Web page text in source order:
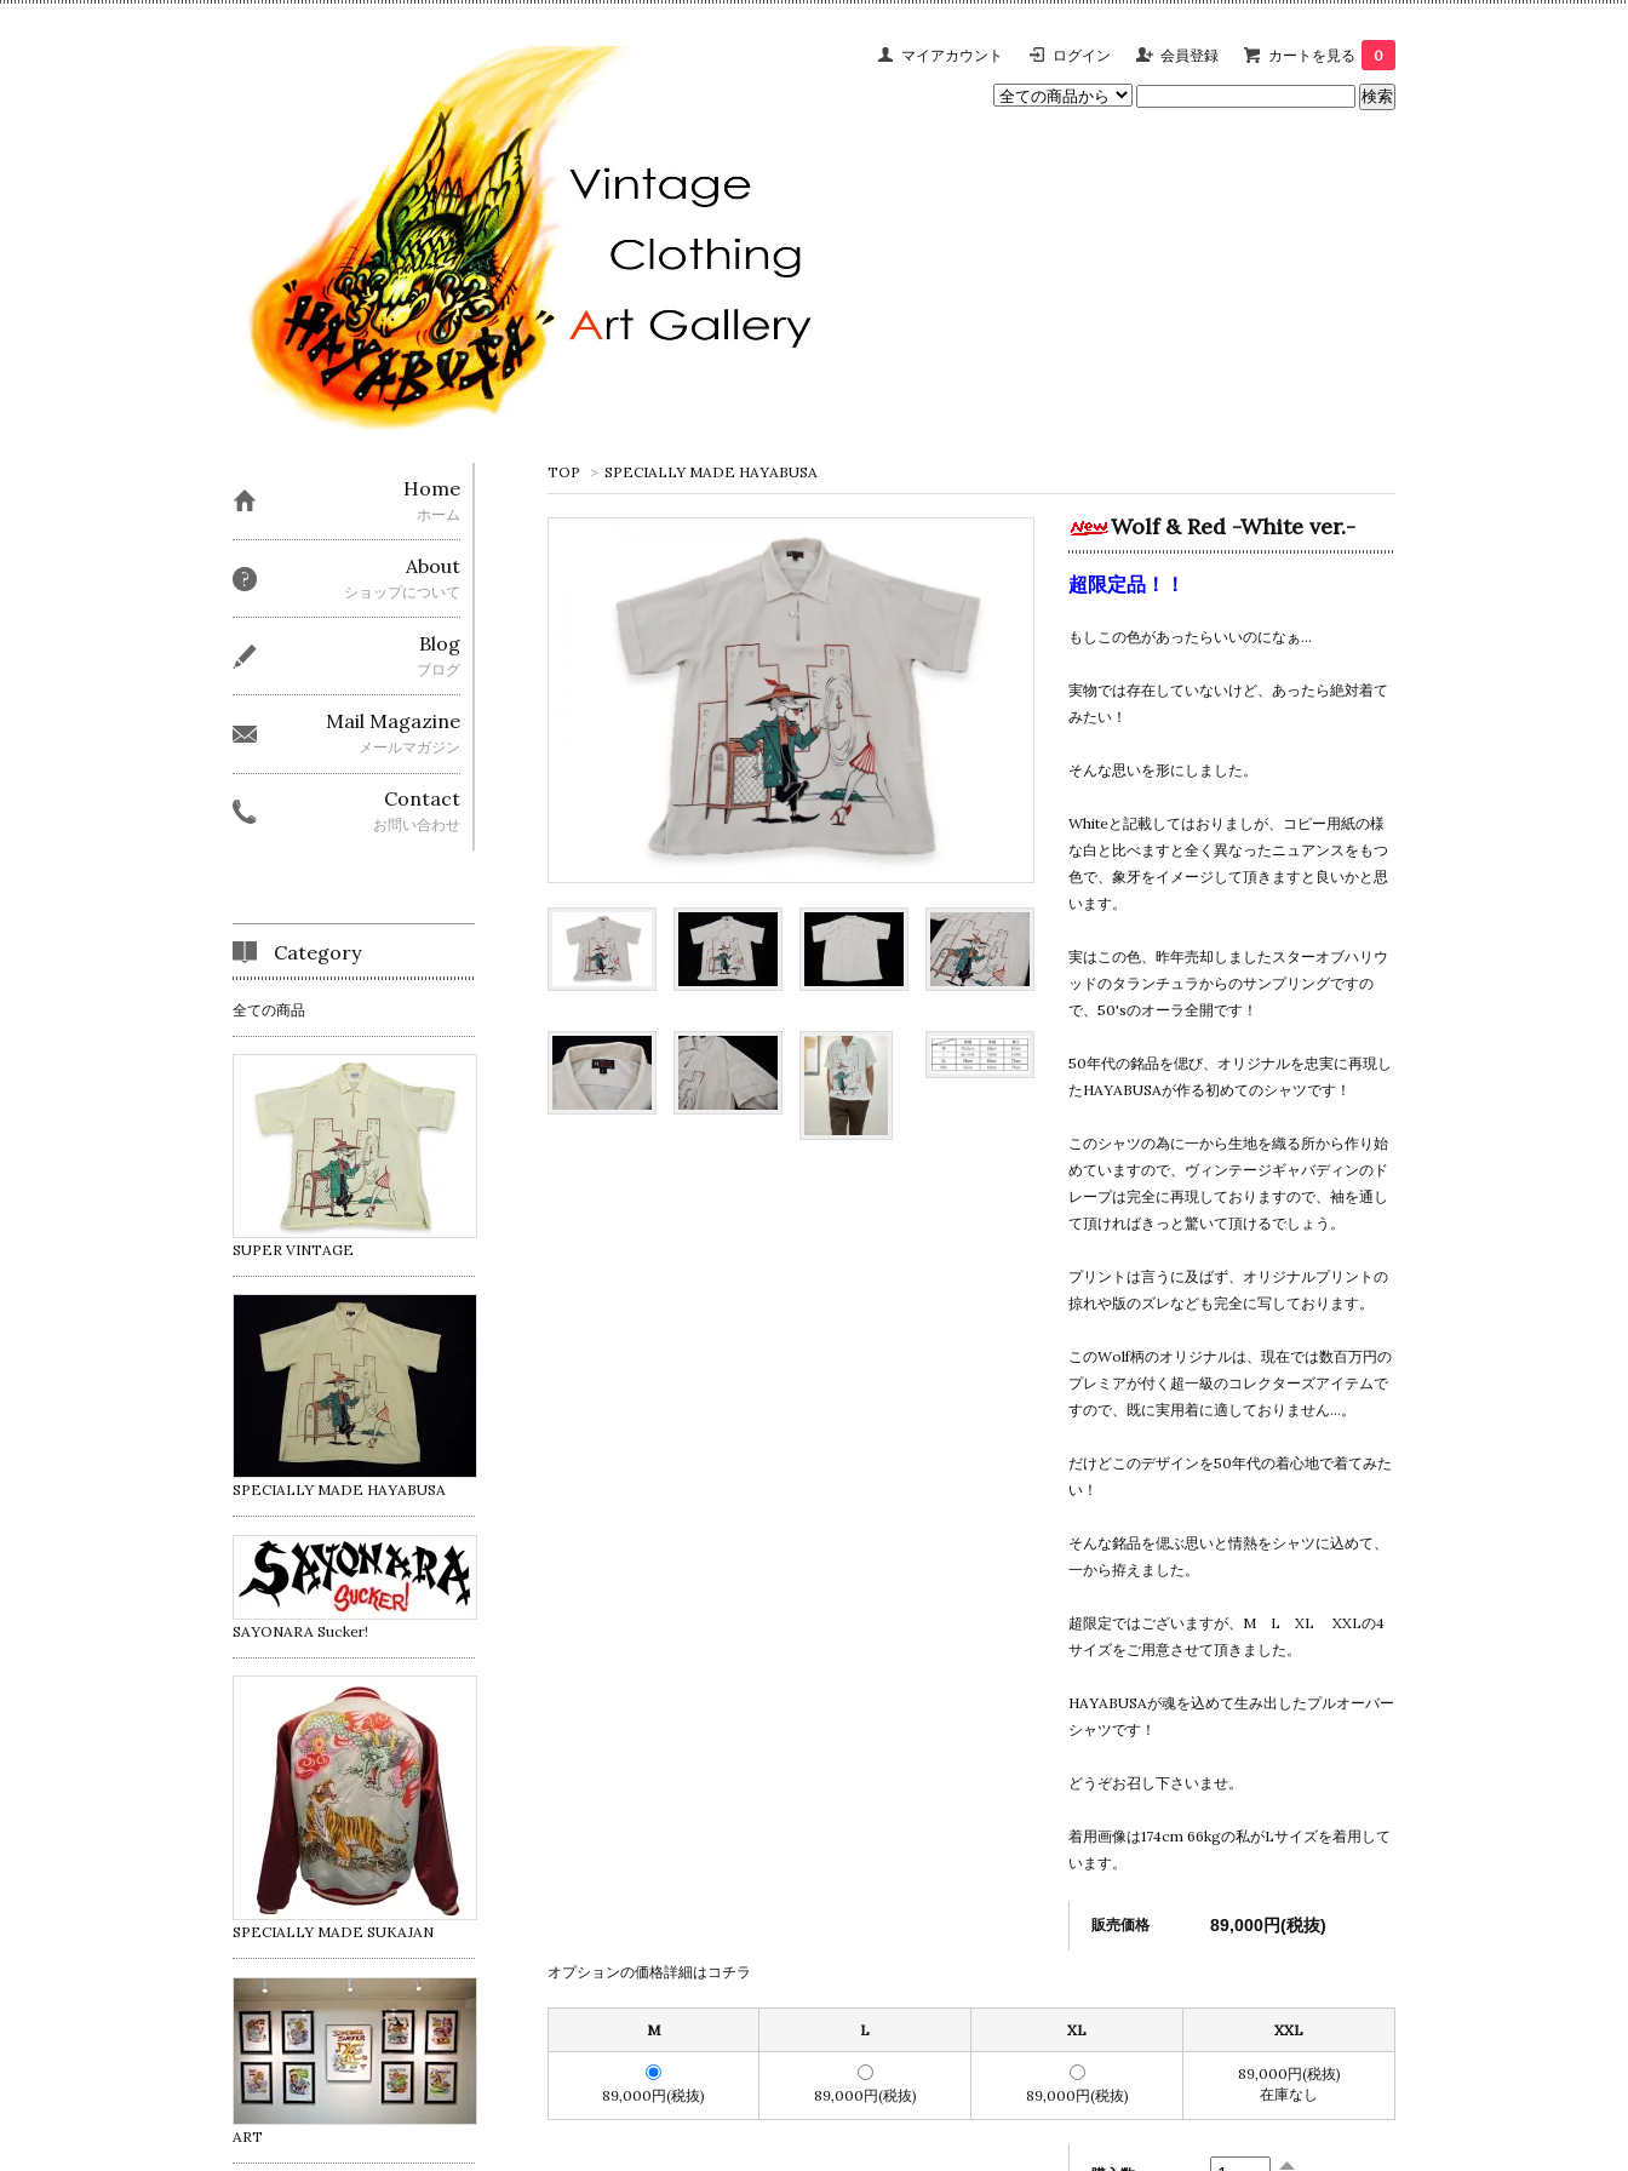
マイアカウント ログイン 会員登録 カートを見る 0
TOP > SPECIALLY MADE HAYABUSA
Wolf & Red -White ver.-
超限定品！！
もしこの色があったらいいのになぁ...
実物では存在していないけど、あったら絶対着て
みたい！
そんな思いを形にしました。
Whiteと記載してはおりましが、コピー用紙の様
な白と比べますと全く異なったニュアンスをもつ
色で、象牙をイメージして頂きますと良いかと思
います。
実はこの色、昨年売却しましたスターオブハリウ
ッドのタランチュラからのサンプリングですの
で、50'sのオーラ全開です！
50年代の銘品を偲び、オリジナルを忠実に再現し
たHAYABUSAが作る初めてのシャツです！
このシャツの為に一から生地を織る所から作り始
めていますので、ヴィンテージギャバディンのド
レープは完全に再現しておりますので、袖を通し
て頂ければきっと驚いて頂けるでしょう。
プリントは言うに及ばず、オリジナルプリントの
掠れや版のズレなども完全に写しております。
このWolf柄のオリジナルは、現在では数百万円の
プレミアが付く超一級のコレクターズアイテムで
すので、既に実用着に適しておりません...。
だけどこのデザインを50年代の着心地で着てみた
い！
そんな銘品を偲ぶ思いと情熱をシャツに込めて、
一から拵えました。
超限定ではございますが、M L XL XXLの4
サイズをご用意させて頂きました。
HAYABUSAが魂を込めて生み出したプルオーバー
シャツです！
どうぞお召し下さいませ。
着用画像は174cm 66kgの私がLサイズを着用して
います。
販売価格 89,000円(税抜)
オプションの価格詳細はコチラ
M L XL XXL
89,000円(税抜) 89,000円(税抜) 89,000円(税抜)
89,000円(税抜)
在庫なし
Home
ホーム
About
ショップについて
Blog
ブログ
Mail Magazine
メールマガジン
Contact
お問い合わせ
Category
全ての商品
SUPER VINTAGE
SPECIALLY MADE HAYABUSA
SAYONARA Sucker!
SPECIALLY MADE SUKAJAN
ART